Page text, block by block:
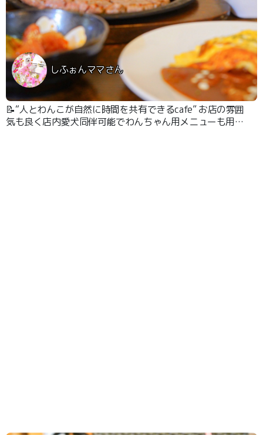
しふぉんママさん
📝“人とわんこが自然に時間を共有できるcafe” お店の雰囲
気も良く店内愛犬同伴可能でわんちゃん用メニューも用意